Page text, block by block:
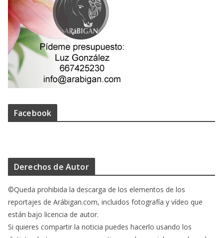
Facebook
Derechos de Autor
©Queda prohibida la descarga de los elementos de los
reportajes de Arábigan.com, incluidos fotografía y vídeo que
están bajo licencia de autor.
Si quieres compartir la noticia puedes hacerlo usando los